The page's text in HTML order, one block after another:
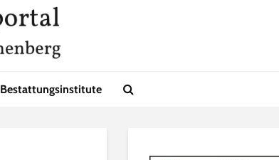
Bestattungsinstitute